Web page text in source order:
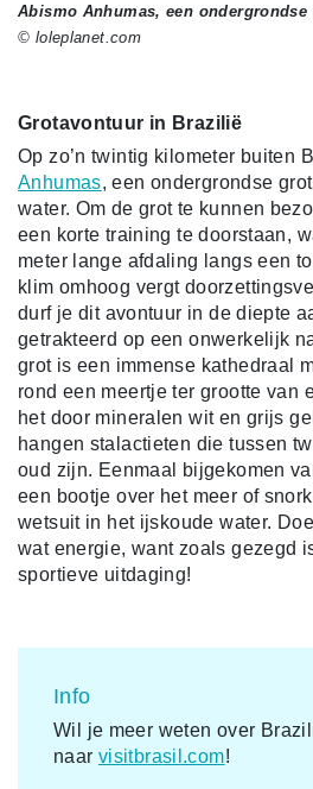
Abismo Anhumas, een
© loleplanet.com
Grotavontuur in Brazilië
Op zo’n twintig kilometer buiten
Anhumas, een ondergrondse
water. Om de grot te kunnen
een korte training te doorstaan,
meter lange afdaling langs een
klim omhoog vergt
durf je dit avontuur in de diepte
getrakteerd op een onwerkelijk
grot is een immense kathedraal
rond een meertje ter grootte van
het door mineralen wit en grijs
hangen stalactieten die tussen
oud zijn. Eenmaal bijgekomen
een bootje over het meer of
wetsuit in het ijskoude water.
wat energie, want zoals gezegd
sportieve uitdaging!
Info
Wil je meer weten over
naar visitbrasil.com!